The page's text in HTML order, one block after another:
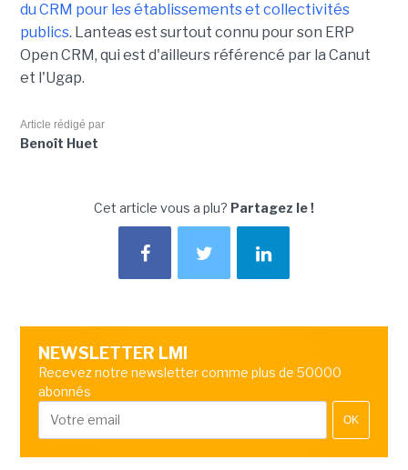
du CRM pour les établissements et collectivités
publics. Lanteas est surtout connu pour son ERP
Open CRM, qui est d'ailleurs référencé par la Canut
et l'Ugap.
Article rédigé par
Benoît Huet
Cet article vous a plu? Partagez le !
NEWSLETTER LMI
Recevez notre newsletter comme plus de 50000
abonnés
OK